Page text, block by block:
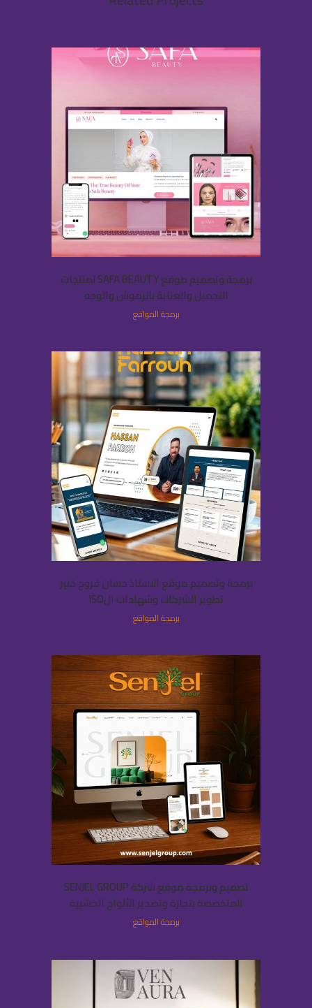
برمجة وتصميم موقع SAFA BEAUTY لمنتجات
التجميل والعناية بالرموش والوجه
برمجة المواقع
برمجة وتصميم موقع الاستاذ حسان فروح خبير
تطوير الشركات وشهادات الISO
برمجة المواقع
تصميم وبرمجة موقع شركة SENJEL GROUP
المتخصصة بتجارة وتصدير الألواح الخشبية
برمجة المواقع